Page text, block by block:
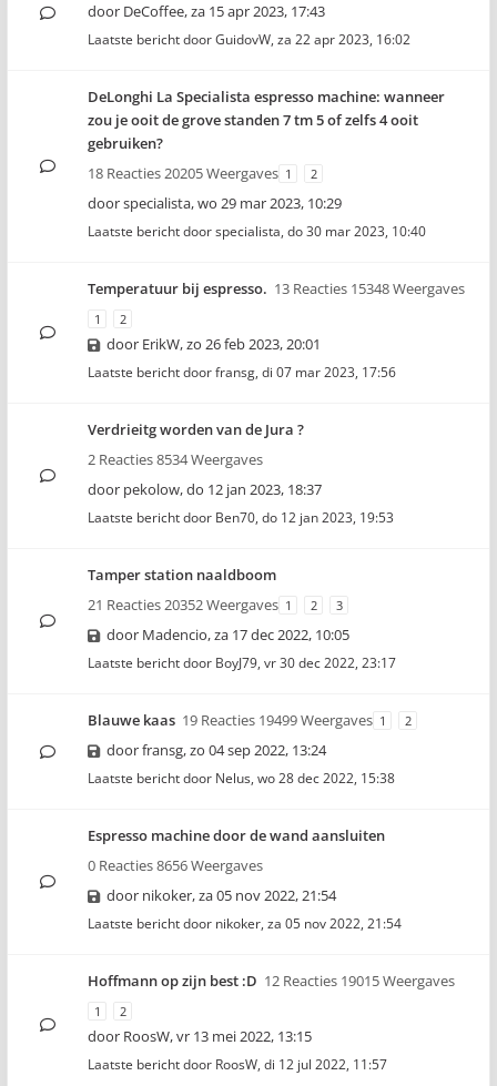
door DeCoffee,za 15 apr 2023, 17:43
Laatste bericht doorGuidovW, za 22 apr 2023, 16:02
DeLonghi La Specialista espresso machine: wanneer
zou je ooit de grove standen 7 tm 5 of zelfs 4 ooit
gebruiken?
18 Reacties 20205 Weergaves 1 2
doorspecialista,wo 29 mar 2023, 10:29
Laatste bericht doorspecialista, do 30 mar 2023, 10:40
Temperatuur bij espresso. 13 Reacties 15348 Weergaves
1 2
door ErikW,zo 26 feb 2023, 20:01
Laatste bericht doorfransg, di 07 mar 2023, 17:56
Verdrieitg worden van de Jura ?
2 Reacties 8534 Weergaves
door pekolow,do 12 jan 2023, 18:37
Laatste bericht door Ben70, do 12 jan 2023, 19:53
Tamper station naaldboom
21 Reacties 20352 Weergaves 1 2 3
door Madencio,za 17 dec 2022, 10:05
Laatste bericht door BoyJ79, vr 30 dec 2022, 23:17
Blauwe kaas 19 Reacties 19499 Weergaves 1 2
doorfransg,zo 04 sep 2022, 13:24
Laatste bericht door Nelus, wo 28 dec 2022, 15:38
Espresso machine door de wand aansluiten
0 Reacties 8656 Weergaves
door nikoker,za 05 nov 2022, 21:54
Laatste bericht door nikoker, za 05 nov 2022, 21:54
Hoffmann op zijn best :D 12 Reacties 19015 Weergaves
1 2
door RoosW,vr 13 mei 2022, 13:15
Laatste bericht door RoosW, di 12 jul 2022, 11:57